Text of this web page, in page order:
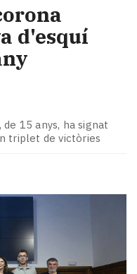
d'esquí
15 anys, ha signat
triplet de victòries